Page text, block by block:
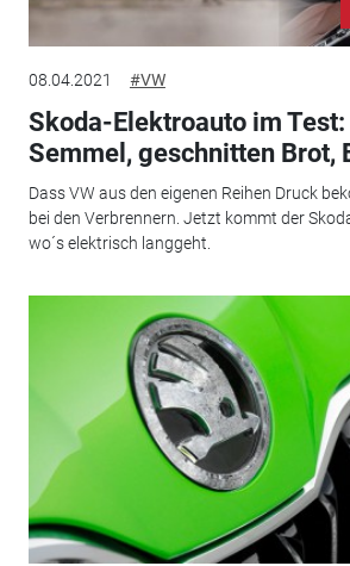
08.04.2021 #VW
Skoda-Elektroauto im
Semmel, geschnitten Brot,
Dass VW aus den eigenen Reihen Druck
bei den Verbrennern. Jetzt kommt der
wo´s elektrisch langgeht.